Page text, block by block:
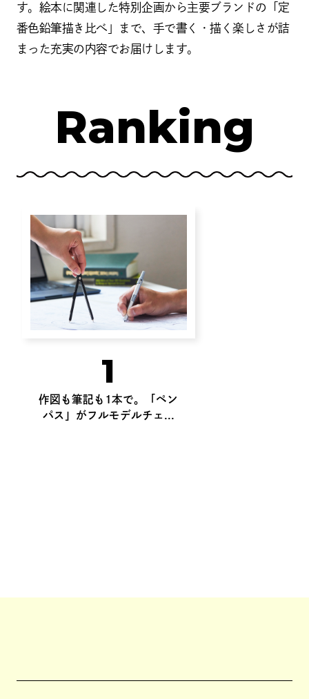
す。絵本に関連した特別企画から主要ブランドの「定
番色鉛筆描き比べ」まで、手で書く・描く楽しさが詰
まった充実の内容でお届けします。
Ranking
1
作図も筆記も1本で。「ペン
パス」がフルモデルチェ...